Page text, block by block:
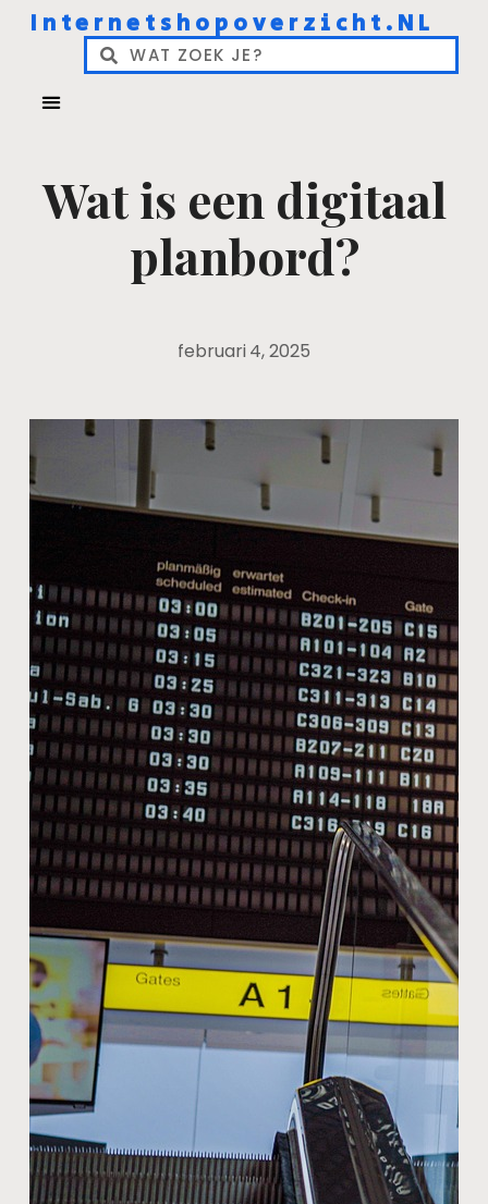
Internetshopoverzicht.NL
Wat is een digitaal
planbord?
februari 4, 2025